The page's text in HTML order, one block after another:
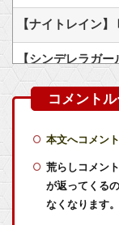
【ナイトレイン
【悲報】 マーベ
本文へコメン
荒らしコメン
が返ってくる
なくなります。